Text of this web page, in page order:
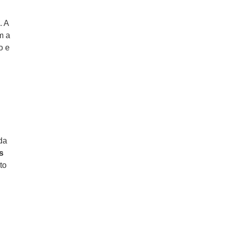
A
a
e